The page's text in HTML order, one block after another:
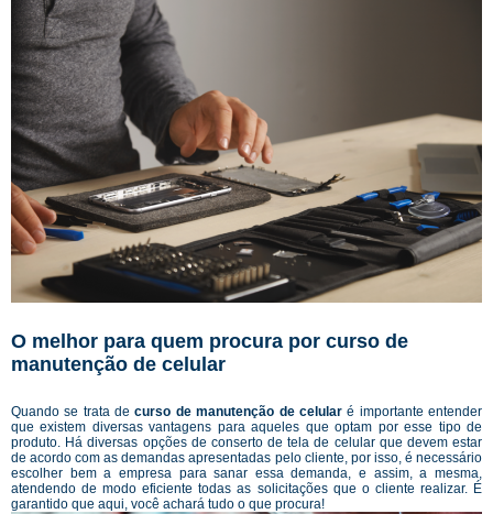
O melhor para quem procura por curso de
manutenção de celular
Quando se trata decurso de manutenção de celularé importante entender
que existem diversas vantagens para aqueles que optam por esse tipo de
produto. Há diversas opções de conserto de tela de celular que devem estar
de acordo com as demandas apresentadas pelo cliente, por isso, é necessário
escolher bem a empresa para sanar essa demanda, e assim, a mesma,
atendendo de modo eficiente todas as solicitações que o cliente realizar. É
garantido que aqui, você achará tudo o que procura!